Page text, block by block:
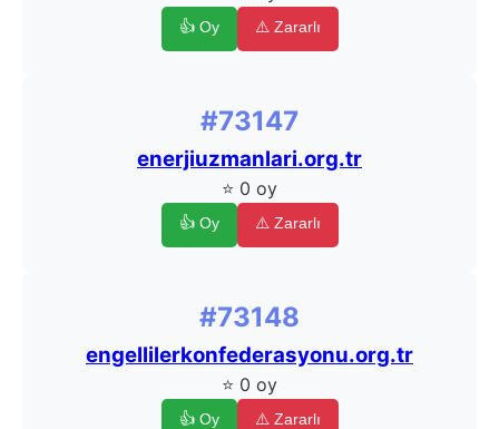
👍 Oy ⚠️ Zararlı
#73147
enerjiuzmanlari.org.tr
⭐ 0 oy
👍 Oy ⚠️ Zararlı
#73148
engellilerkonfederasyonu.org.tr
⭐ 0 oy
👍 Oy ⚠️ Zararlı